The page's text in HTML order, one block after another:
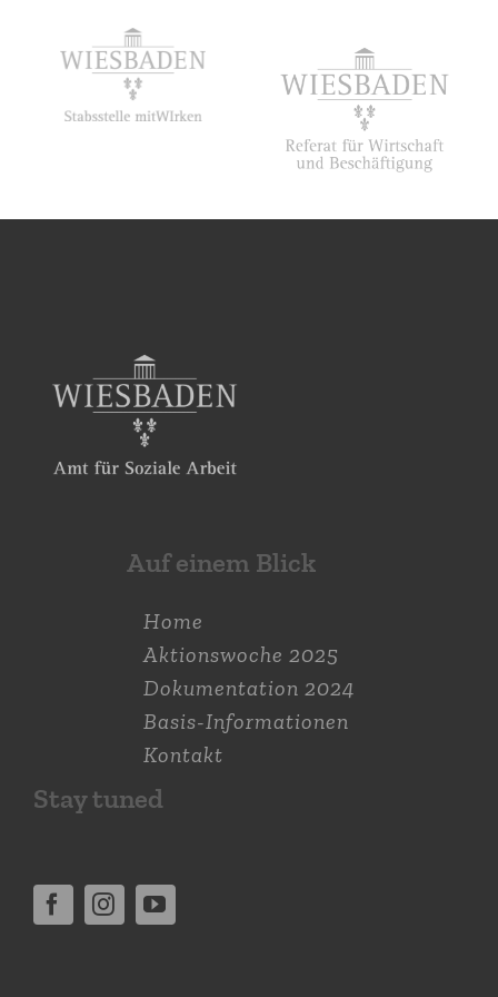
Auf einem Blick
Home
Aktions­woche 2025
Dokumen­tation 2024
Basis-Informationen
Kontakt
Stay tuned